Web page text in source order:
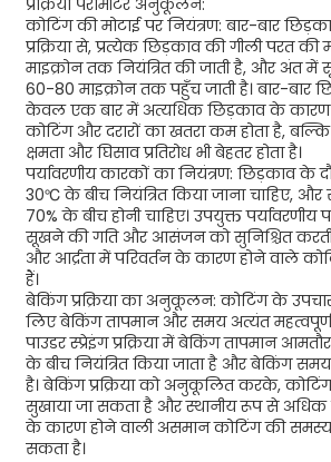
प्रक्रिया पैरामीटर अनुकूलन:
कोटिंग की मोटाई पर नियंत्रण: बार-बार
प्रक्रिया से, प्रत्येक छिड़काव की गीली परत की
माइक्रोन तक नियंत्रित की जाती है, और अंत में
60-80 माइक्रोन तक पहुँच जाती है। बार-
केवल एक बार में अत्यधिक छिड़काव के कारण
कोटिंग और दरारों का खतरा कम होता है,
क्षमता और घिसाव प्रतिरोध भी बेहतर होता है।
पर्यावरणीय कारकों का नियंत्रण: छिड़काव के
30℃ के बीच नियंत्रित किया जाना चाहिए, और
70% के बीच होनी चाहिए। उपयुक्त पर्यावरणीय
सूखने की गति और आसंजन को सुनिश्चित करती
और आर्द्रता में परिवर्तन के कारण होने वाले
हैं।
बेकिंग प्रक्रिया का अनुकूलन: कोटिंग के
लिए बेकिंग तापमान और समय अत्यंत
पाउडर स्प्रेइंग प्रक्रिया में बेकिंग तापमान
के बीच नियंत्रित किया जाता है और बेकिंग समय
है। बेकिंग प्रक्रिया को अनुकूलित करके,
सुखाया जा सकता है और स्थानीय रूप से अधिक
के कारण होने वाली असमान कोटिंग की
सकता है।